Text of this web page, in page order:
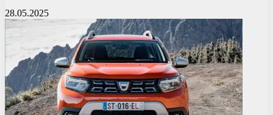
28.05.2025